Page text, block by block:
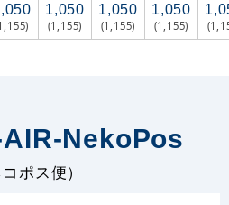
1,050
(1,155)
1,050
(1,155)
1,050
(1,155)
NekoPos
コポス便）